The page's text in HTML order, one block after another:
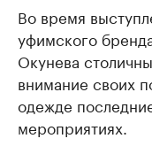
Во время
уфимского
Окунева
внимание своих
одежде
мероприятиях.